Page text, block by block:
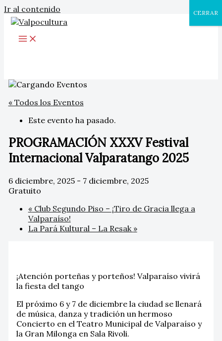
Ir al contenido
« Todos los Eventos
Este evento ha pasado.
PROGRAMACIÓN XXXV Festival
Internacional Valparatango 2025
6 diciembre, 2025- 7 diciembre, 2025
Gratuito
«Club Segundo Piso – ¡Tiro de Gracia llega a
Valparaíso!
La Pará Kultural – La Resak »
¡Atención porteñas y porteños! Valparaíso vivirá
la fiesta del tango
El próximo 6 y 7 de diciembre la ciudad se llenará
de música, danza y tradición un hermoso
Concierto en el Teatro Municipal de Valparaíso y
la Gran Milonga en Sala Rivoli.
CERRAR